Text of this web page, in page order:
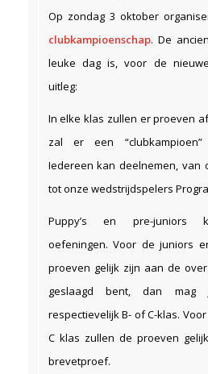
Op zondag 3 oktober
clubkampioenschap. De
leuke dag is, voor de
uitleg:
In elke klas zullen er proeven
zal er een “clubkampioen”
Iedereen kan deelnemen, van
tot onze wedstrijdspelers
Puppy’s en pre-juniors
oefeningen. Voor de juniors
proeven gelijk zijn aan de
geslaagd bent, dan mag
respectievelijk B- of C-klas.
C klas zullen de proeven
brevetproef.